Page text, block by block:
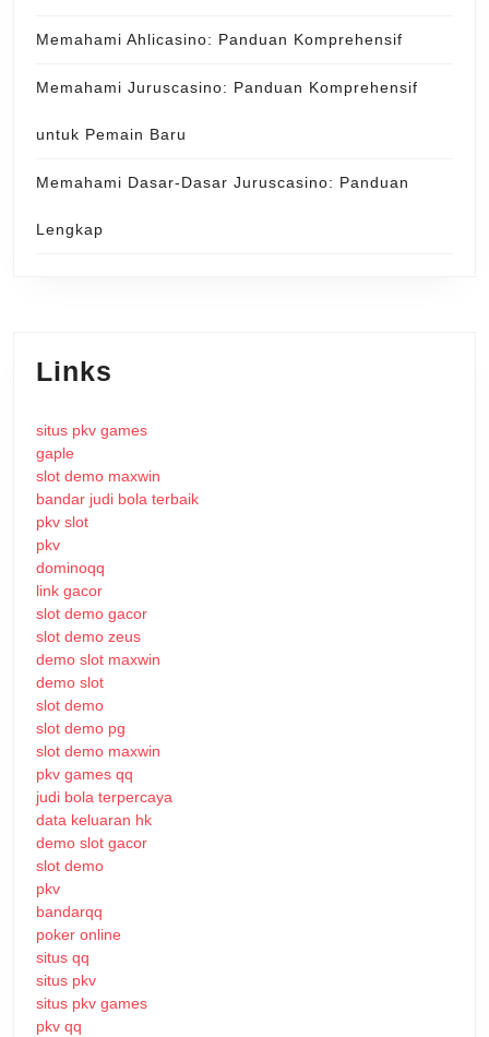
Memahami Ahlicasino: Panduan Komprehensif
Memahami Juruscasino: Panduan Komprehensif
untuk Pemain Baru
Memahami Dasar-Dasar Juruscasino: Panduan
Lengkap
Links
situs pkv games
gaple
slot demo maxwin
bandar judi bola terbaik
pkv slot
pkv
dominoqq
link gacor
slot demo gacor
slot demo zeus
demo slot maxwin
demo slot
slot demo
slot demo pg
slot demo maxwin
pkv games qq
judi bola terpercaya
data keluaran hk
demo slot gacor
slot demo
pkv
bandarqq
poker online
situs qq
situs pkv
situs pkv games
pkv qq